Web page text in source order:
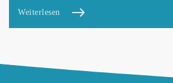
Weiterlesen